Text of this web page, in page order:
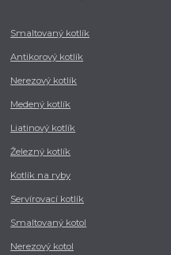
Smaltovaný kotlík
Antikorový kotlík
Nerezový kotlík
Medený kotlík
Liatinový kotlík
Železný kotlík
Kotlík na ryby
Servírovací kotlík
Smaltovaný kotol
Nerezový kotol